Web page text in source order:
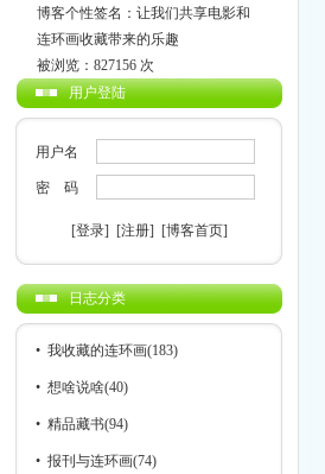
博客个性签名：让我们共享电影和
连环画收藏带来的乐趣
被浏览：827156 次
用户登陆
用户名
密 码
[登录] [注册] [博客首页]
日志分类
• 我收藏的连环画(183)
• 想啥说啥(40)
• 精品藏书(94)
• 报刊与连环画(74)